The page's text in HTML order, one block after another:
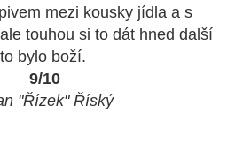
mezi kousky jídla a s
touhou si to dát hned další
bylo boží.
9/10
"Řízek" Říský